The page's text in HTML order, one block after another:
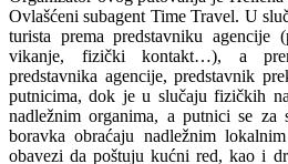
Ovlašćeni subagent Time Travel. U
turista prema predstavniku agencije
vikanje, fizički kontakt…), a
predstavnika agencije, predstavnik
putnicima, dok je u slučaju fizičkih
nadležnim organima, a putnici se za
boravka obraćaju nadležnim
obavezi da poštuju kućni red, kao i